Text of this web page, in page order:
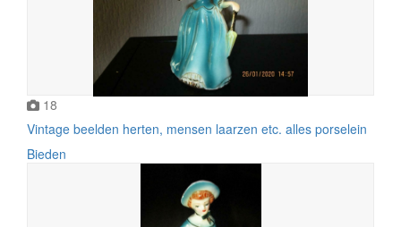
18
Vintage beelden herten, mensen laarzen etc. alles porselein
Bieden